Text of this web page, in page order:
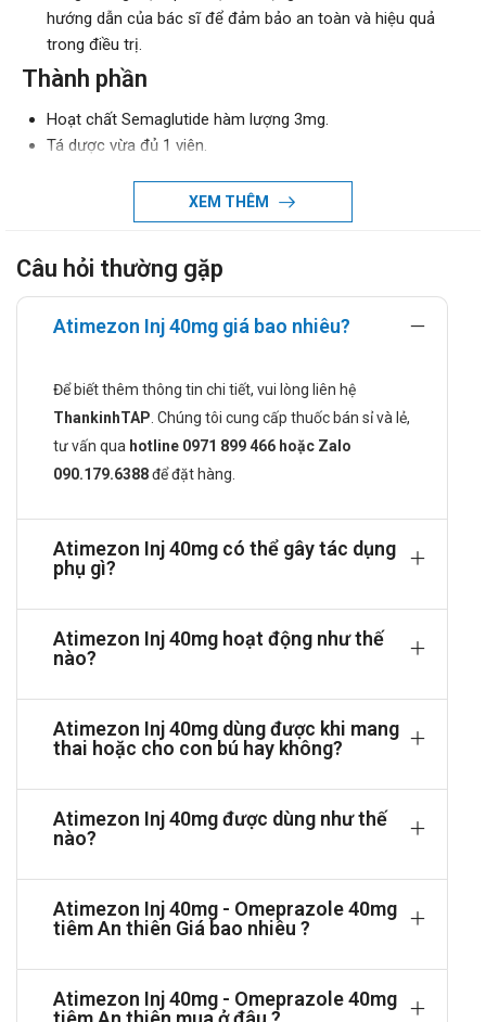
hướng dẫn của bác sĩ để đảm bảo an toàn và hiệu quả
trong điều trị.
Thành phần
Hoạt chất Semaglutide hàm lượng 3mg.
Tá dược vừa đủ 1 viên.
Chỉ định của Atimezon Inj 40mg
Thuốc AtiMezon inj 40mg sử dụng trong điều trị các
bằng đường uống.
Loét dạ dày - tá tràng.
Hội chứng Zollinger - Ellison
Chống chỉ định khi dùng Atimezon Inj
40mg
Người quá mẫn với Omeprazol hoặc bất cứ thành phần
Cách dùng và liều dùng của Atimezon Inj
40mg
Chỉ dùng thuốc dưới sự hướng dẫn của bác sĩ hoặc nhân
Pha loãng 3 lọ bột đông khô vào 10ml dung môi.
Đường tiêm: tiêm tĩnh mạch.
Tiêm chậm (không quá 4 mL/phút), thời gian tiêm không
Liều dùng:
Liều ban đầu: dùng 1 lọ bột đông khô pha tiêm/ngày
Sau 3 ngày: dùng liều 10-20 mg/ngày.(¼-½ lọ bột đông khô
pha tiêm).
theo đáp ứng của người bệnh.
Người già, người suy gan, thận: không cần điều chỉnh liều.
XEM THÊM
Câu hỏi thường gặp
Atimezon Inj 40mg giá bao nhiêu?
Để biết thêm thông tin chi tiết, vui lòng liên hệ
ThankinhTAP . Chúng tôi cung cấp thuốc bán sỉ và lẻ,
tư vấn qua hotline 0971 899 466 hoặc Zalo
090.179.6388để đặt hàng.
Atimezon Inj 40mg có thể gây tác dụng
phụ gì?
Atimezon Inj 40mg hoạt động như thế
nào?
Atimezon Inj 40mg dùng được khi mang
thai hoặc cho con bú hay không?
Atimezon Inj 40mg được dùng như thế
nào?
Atimezon Inj 40mg - Omeprazole 40mg
tiêm An thiên Giá bao nhiêu ?
Atimezon Inj 40mg - Omeprazole 40mg